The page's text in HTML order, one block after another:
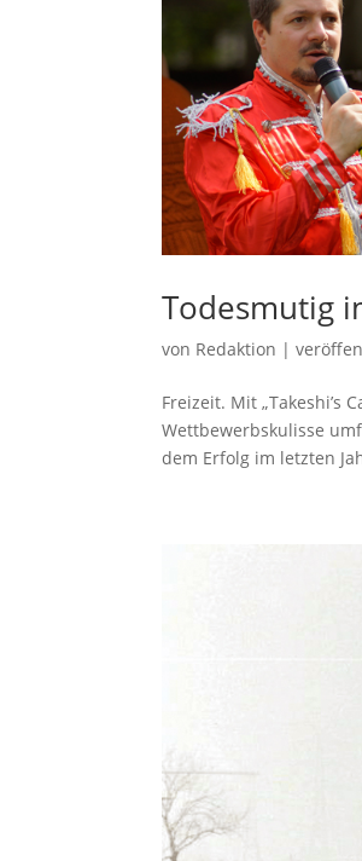
Todesmutig
von Redaktion |
Freizeit. Mit „Takeshi’s
Wettbewerbskulisse
dem Erfolg im letzten